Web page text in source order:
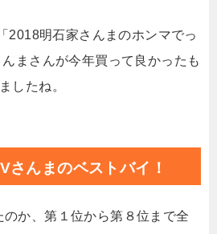
2018明石家さんまのホンマでっ
まさんが今年買って良かったも
したね。
さんまのベストバイ！
のか、第１位から第８位まで全